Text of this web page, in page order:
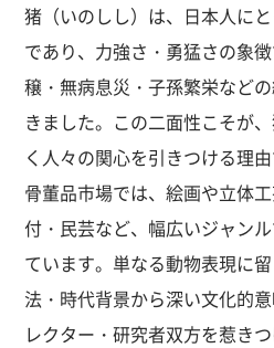
猪（いのしし）は、日本人に
であり、力強さ・勇猛さの象
穣・無病息災・子孫繁栄など
きました。この二面性こそが
く人々の関心を引きつける理由
骨董品市場では、絵画や立体
付・民芸など、幅広いジャン
ています。単なる動物表現に
法・時代背景から深い文化的
レクター・研究者双方を惹き